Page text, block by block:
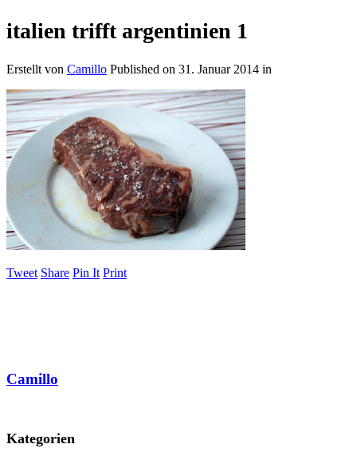
italien trifft argentinien 1
Erstellt von Camillo Published on 31. Januar 2014 in
Tweet Share Pin It Print
Camillo
Kategorien